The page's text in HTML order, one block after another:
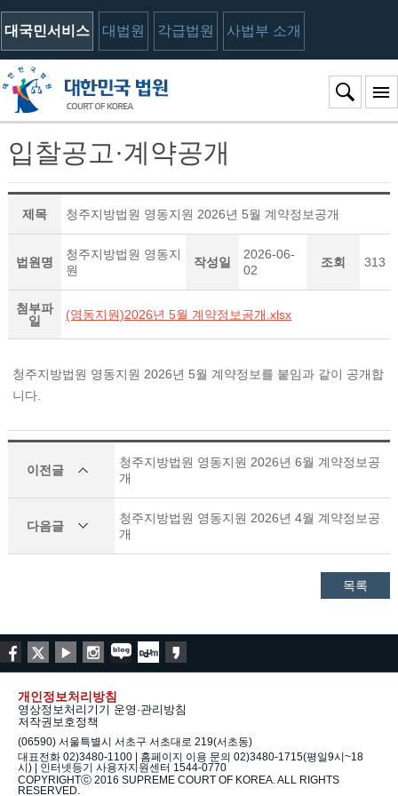
대국민서비스 대법원 각급법원 사법부 소개
입찰공고·계약공개
제목 청주지방법원 영동지원 2026년 5월 계약정보공개
법원명
청주지방법원 영동지
원
작성일
2026-06-
02
조회 313
첨부파
일
(영동지원)2026년 5월 계약정보공개.xlsx
청주지방법원 영동지원 2026년 5월 계약정보를 붙임과 같이 공개합
니다.
이전글
청주지방법원 영동지원 2026년 6월 계약정보공
개
다음글
청주지방법원 영동지원 2026년 4월 계약정보공
개
목록
개인정보처리방침
영상정보처리기기 운영·관리방침
저작권보호정책
(06590) 서울특별시 서초구 서초대로 219(서초동)
대표전화 02)3480-1100 | 홈페이지 이용 문의 02)3480-1715(평일9시~18
시) | 인터넷등기 사용자지원센터 1544-0770
COPYRIGHTⓒ 2016 SUPREME COURT OF KOREA. ALL RIGHTS
RESERVED.